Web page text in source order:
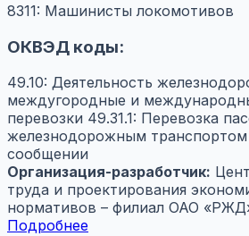
8311: Машинисты локомотивов
ОКВЭД коды:
49.10: Деятельность
междугородные и
перевозки 49.31.1: Перевозка
железнодорожным
сообщении
Организация-разработчик:
труда и проектирования
нормативов – филиал ОАО
Подробнее